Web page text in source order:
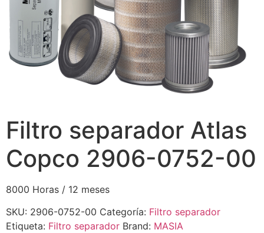
Filtro separador Atlas
Copco 2906-0752-00
8000 Horas / 12 meses
SKU: 2906-0752-00 Categoría: Filtro separador
Etiqueta: Filtro separador Brand: MASIA